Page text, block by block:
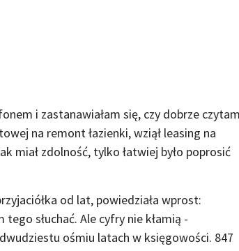
i zastanawiałam się, czy dobrze
na remont łazienki, wziął leasing na
miał zdolność, tylko łatwiej było poprosić
od lat, powiedziała wprost:
tego słuchać. Ale cyfry nie kłamią -
ośmiu latach w księgowości. 847